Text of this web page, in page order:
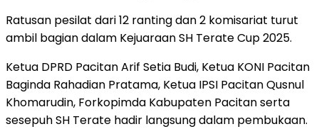
Ratusan pesilat dari 12 ranting dan 2 komisariat turut
ambil bagian dalam Kejuaraan SH Terate Cup 2025.
Ketua DPRD Pacitan Arif Setia Budi, Ketua KONI Pacitan
Baginda Rahadian Pratama, Ketua IPSI Pacitan Qusnul
Khomarudin, Forkopimda Kabupaten Pacitan serta
sesepuh SH Terate hadir langsung dalam pembukaan.